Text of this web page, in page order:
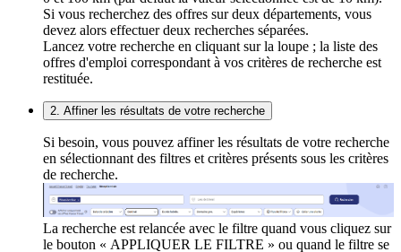
Si vous recherchez des offres sur deux départements, vous
devez alors effectuer deux recherches séparées.
Lancez votre recherche en cliquant sur la loupe ; la liste des
offres d'emploi correspondant à vos critères de recherche est
restituée.
2. Affiner les résultats de votre recherche
Si besoin, vous pouvez affiner les résultats de votre recherche
en sélectionnant des filtres et critères présents sous les critères
de recherche.
La recherche est relancée avec le filtre quand vous cliquez sur
le bouton « APPLIQUER LE FILTRE » ou quand le filtre se